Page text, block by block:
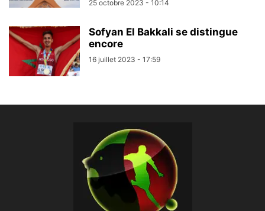
25 octobre 2023 - 10:14
Sofyan El Bakkali se distingue
encore
16 juillet 2023 - 17:59